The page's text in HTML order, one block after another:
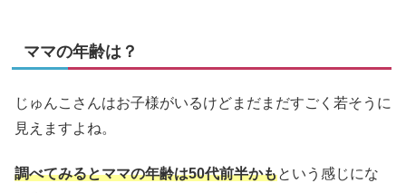
ママの年齢は？
じゅんこさんはお子様がいるけどまだまだすごく若そうに
見えますよね。
調べてみるとママの年齢は50代前半かもという感じにな